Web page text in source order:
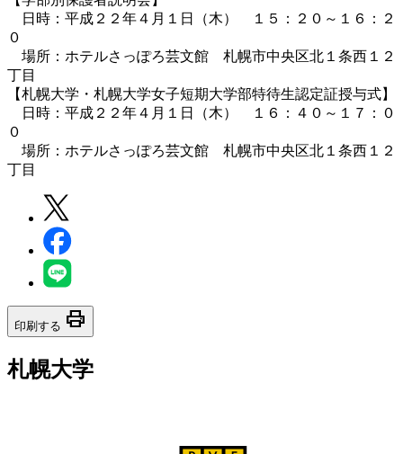
日時：平成２２年４月１日（木） １５：２０～１６：２
０
場所：ホテルさっぽろ芸文館 札幌市中央区北１条西１２
丁目
【札幌大学・札幌大学女子短期大学部特待生認定証授与式】
日時：平成２２年４月１日（木） １６：４０～１７：０
０
場所：ホテルさっぽろ芸文館 札幌市中央区北１条西１２
丁目
印刷する print
札幌大学